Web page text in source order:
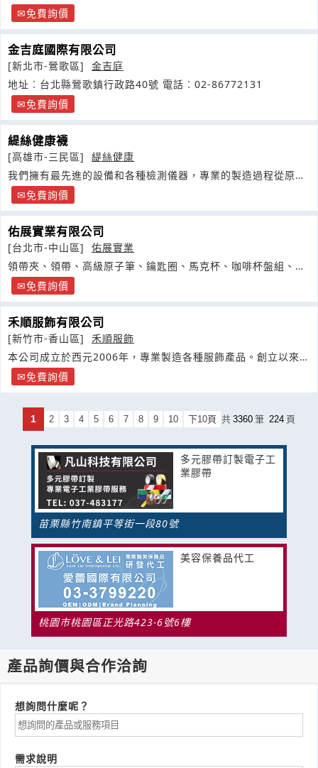
免費詢價
金吉庭國際有限公司
[新北市-鶯歌區]
金吉庭
地址︰台北縣鶯歌鎮行政路40號 電話︰02-86772131
免費詢價
緹絲健康襪
[高雄市-三民區]
緹絲健康
我們擁有最先進的設備和各種檢測儀器，專業的製造過程從原材
料→計算機圖形設計
免費詢價
佑展實業有限公司
[台北市-中山區]
佑展實業
領帶夾、領帶、高級原子筆、鑰匙圈、馬克杯、咖啡杯盤組、水
晶威士忌杯
免費詢價
禾順服飾有限公司
[新竹市-香山區]
禾順服飾
本公司成立於西元2006年，專業製造各種服飾產品。創立以來一
直本著服務各界之宗旨
免費詢價
1 2 3 4 5 6 7 8 9 10 下10頁 共 3360 筆 224 頁
多元膠帶訂製電子工
業膠帶
苗栗縣竹南鎮平等街一段80號
美容保養品代工
桃園市桃園區正光路423-6號6樓
產品詢價與合作洽詢
想詢問什麼呢？
需求說明